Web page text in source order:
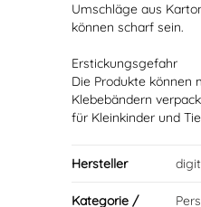
Umschläge aus
können scharf sein.
Erstickungsgefahr
Die Produkte können
Klebebändern
für Kleinkinder und
Hersteller
Kategorie /